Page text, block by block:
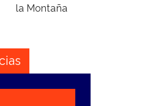
la Montaña